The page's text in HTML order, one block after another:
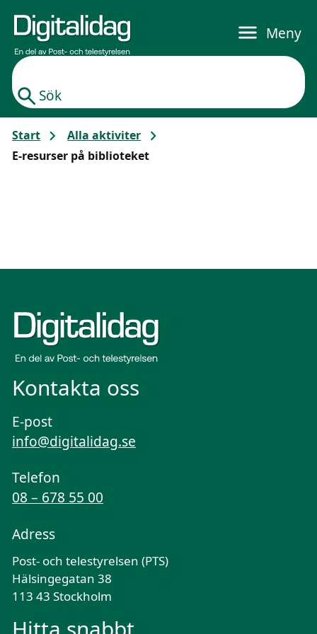
Sök
Meny
Start
Alla aktiviter
E-resurser på biblioteket
Kontakta oss
E-post
info@digitalidag.se
Telefon
08 – 678 55 00
Adress
Post- och telestyrelsen (PTS)
Hälsingegatan 38
113 43 Stockholm